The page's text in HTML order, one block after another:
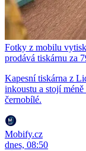
Fotky z mobilu
prodává tiskárnu za
Kapesní tiskárna z
inkoustu a stojí
černobílé.
Mobify.cz
dnes, 08:50